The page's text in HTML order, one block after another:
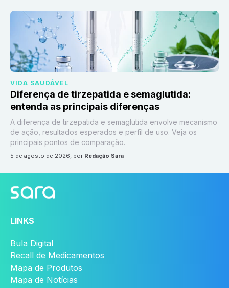
VIDA SAUDÁVEL
Diferença de tirzepatida e semaglutida:
entenda as principais diferenças
A diferença de tirzepatida e semaglutida envolve mecanismo
de ação, resultados esperados e perfil de uso. Veja os
principais pontos de comparação.
5 de agosto de 2026, por Redação Sara
LINKS
Bula Digital
Recall de Medicamentos
Mapa de Produtos
Mapa de Notícias